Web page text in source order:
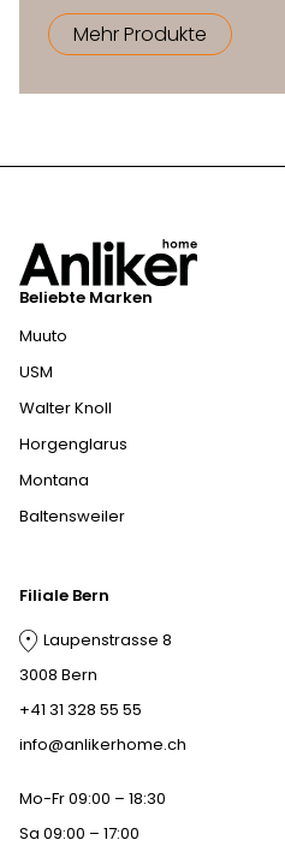
Mehr Produkte
Beliebte Marken
Muuto
USM
Walter Knoll
Horgenglarus
Montana
Baltensweiler
Filiale Bern
Laupenstrasse 8
3008 Bern
+41 31 328 55 55
info@anlikerhome.ch
Mo-Fr 09:00 – 18:30
Sa 09:00 – 17:00